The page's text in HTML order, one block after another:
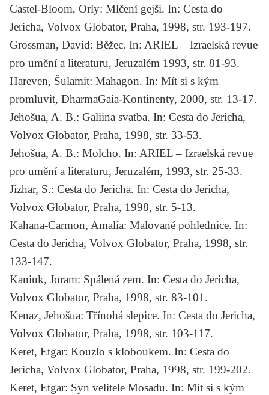
Castel-Bloom, Orly: Mlčení gejši. In: Cesta do
Jericha, Volvox Globator, Praha, 1998, str. 193-197.
Grossman, David: Běžec. In: ARIEL – Izraelská revue
pro umění a literaturu, Jeruzalém 1993, str. 81-93.
Hareven, Šulamit: Mahagon. In: Mít si s kým
promluvit, DharmaGaia-Kontinenty, 2000, str. 13-17.
Jehošua, A. B.: Galiina svatba. In: Cesta do Jericha,
Volvox Globator, Praha, 1998, str. 33-53.
Jehošua, A. B.: Molcho. In: ARIEL – Izraelská revue
pro umění a literaturu, Jeruzalém, 1993, str. 25-33.
Jizhar, S.: Cesta do Jericha. In: Cesta do Jericha,
Volvox Globator, Praha, 1998, str. 5-13.
Kahana-Carmon, Amalia: Malované pohlednice. In:
Cesta do Jericha, Volvox Globator, Praha, 1998, str.
133-147.
Kaniuk, Joram: Spálená zem. In: Cesta do Jericha,
Volvox Globator, Praha, 1998, str. 83-101.
Kenaz, Jehošua: Třínohá slepice. In: Cesta do Jericha,
Volvox Globator, Praha, 1998, str. 103-117.
Keret, Etgar: Kouzlo s kloboukem. In: Cesta do
Jericha, Volvox Globator, Praha, 1998, str. 199-202.
Keret, Etgar: Syn velitele Mosadu. In: Mít si s kým